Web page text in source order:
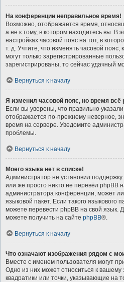
На конференции неправильное время!
Возможно, отображается время,
а не к тому, в котором находитесь вы. В
настройках часовой пояс на тот, в
т. д. Учтите, что изменять часовой пояс,
могут только зарегистрированные
зарегистрированы, то сейчас удачный
Вернуться к началу
Я изменил часовой пояс, но время всё
Если вы уверены, что правильно
отображается по-прежнему неверное,
время на сервере. Уведомите
проблемы.
Вернуться к началу
Моего языка нет в списке!
Администратор не установил
или же просто никто не перевёл phpBB
администратора конференции, может
языковой пакет. Если такого языкового
можете перевести phpBB на свой
можете получить на сайте phpBB®.
Вернуться к началу
Что означают изображения рядом с
Вместе с именем пользователя могут
Одно из них может относиться к вашему
квадратики или точки, указывающие на